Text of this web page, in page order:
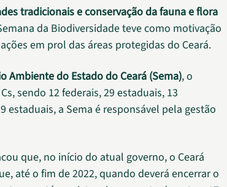
tradicionais e conservação da fauna e flora
da Biodiversidade teve como motivação
em prol das áreas protegidas do Ceará.
Ambiente do Estado do Ceará (Sema), o
sendo 12 federais, 29 estaduais, 13
estaduais, a Sema é responsável pela gestão
que, no início do atual governo, o Ceará
até o fim de 2022, quando deverá encerrar o